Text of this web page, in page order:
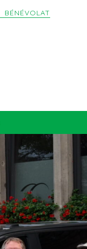
BÉNÉVOLAT